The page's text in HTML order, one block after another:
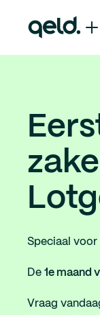
Speciaal voor
De 1e maand
Vraag